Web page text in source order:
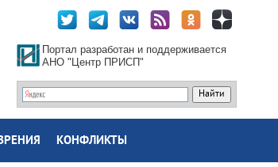
Портал разработан и поддерживается
АНО "Центр ПРИСП"
КОНФЛИКТЫ